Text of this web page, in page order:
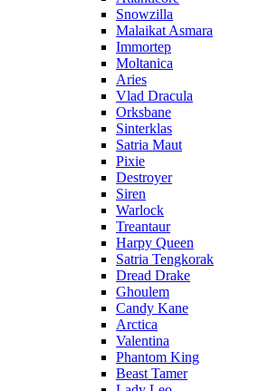
Snowzilla
Malaikat Asmara
Immortep
Moltanica
Aries
Vlad Dracula
Orksbane
Sinterklas
Satria Maut
Pixie
Destroyer
Siren
Warlock
Treantaur
Harpy Queen
Satria Tengkorak
Dread Drake
Ghoulem
Candy Kane
Arctica
Valentina
Phantom King
Beast Tamer